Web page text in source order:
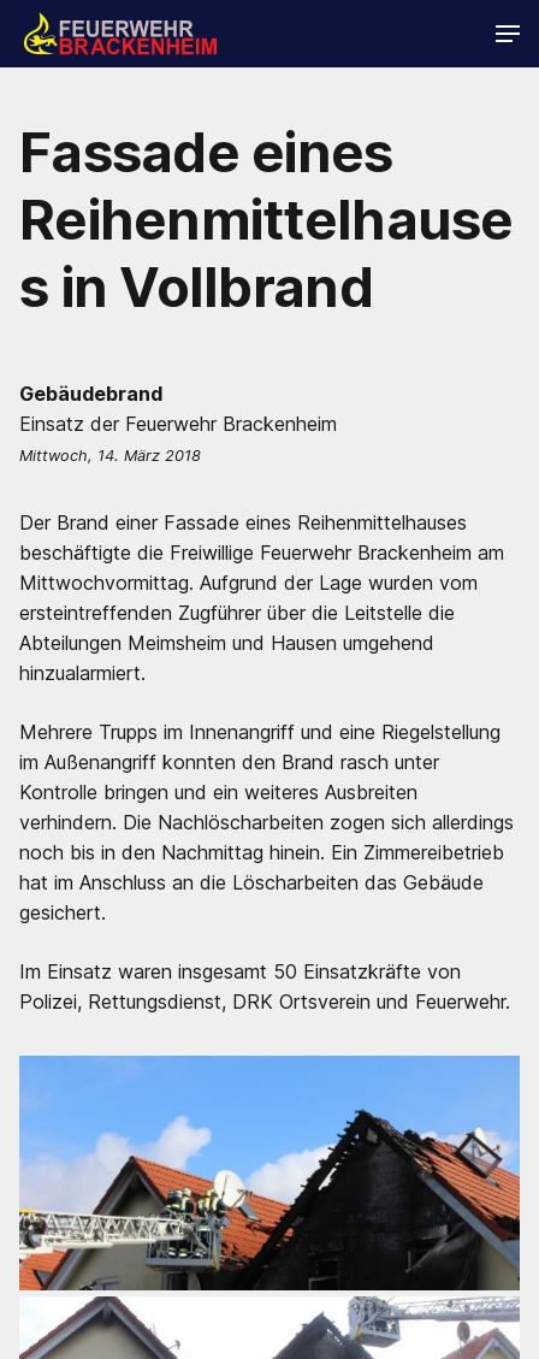
Fassade eines
Reihenmittelhause
s in Vollbrand
Gebäudebrand
Einsatz der Feuerwehr Brackenheim
Mittwoch, 14. März 2018
Der Brand einer Fassade eines Reihenmittelhauses
beschäftigte die Freiwillige Feuerwehr Brackenheim am
Mittwochvormittag. Aufgrund der Lage wurden vom
ersteintreffenden Zugführer über die Leitstelle die
Abteilungen Meimsheim und Hausen umgehend
hinzualarmiert.
Mehrere Trupps im Innenangriff und eine Riegelstellung
im Außenangriff konnten den Brand rasch unter
Kontrolle bringen und ein weiteres Ausbreiten
verhindern. Die Nachlöscharbeiten zogen sich allerdings
noch bis in den Nachmittag hinein. Ein Zimmereibetrieb
hat im Anschluss an die Löscharbeiten das Gebäude
gesichert.
Im Einsatz waren insgesamt 50 Einsatzkräfte von
Polizei, Rettungsdienst, DRK Ortsverein und Feuerwehr.